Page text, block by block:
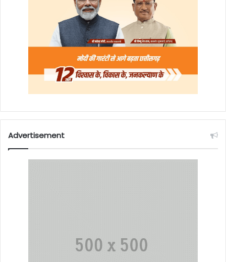
Advertisement